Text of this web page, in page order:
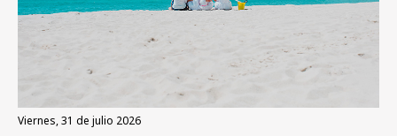
viernes, 31 de julio 2026